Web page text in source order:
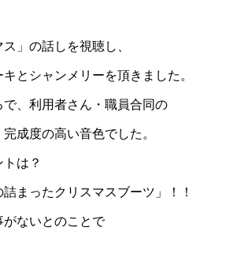
」の話しを視聴し、
とシャンメリーを頂きました。
、利用者さん・職員合同の
成度の高い音色でした。
は？
まったクリスマスブーツ」！！
ないとのことで